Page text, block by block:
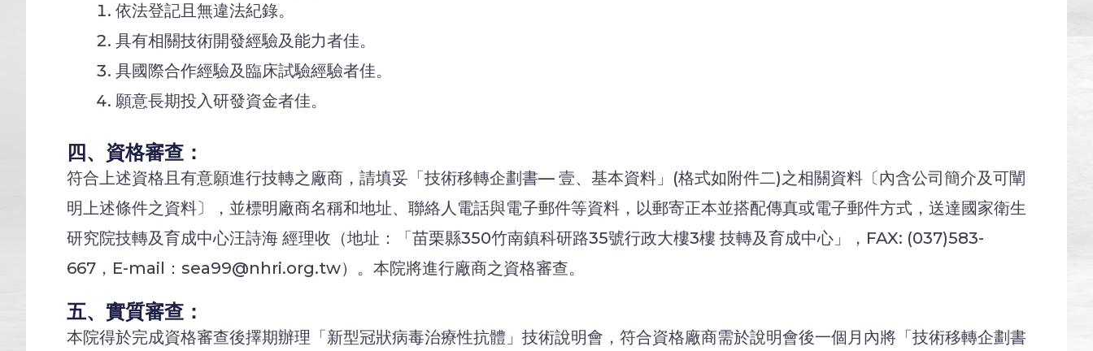
依法登記且無違法紀錄。
具有相關技術開發經驗及能力者佳。
具國際合作經驗及臨床試驗經驗者佳。
願意長期投入研發資金者佳。
四、資格審查：
符合上述資格且有意願進行技轉之廠商，請填妥「技術移轉企劃書— 壹、基本資料」(格式如附件二)之相關資料〔內含公司簡介及可闡
明上述條件之資料〕，並標明廠商名稱和地址、聯絡人電話與電子郵件等資料，以郵寄正本並搭配傳真或電子郵件方式，送達國家衛生
研究院技轉及育成中心汪詩海 經理收（地址：「苗栗縣350竹南鎮科研路35號行政大樓3樓 技轉及育成中心」，FAX: (037)583-
667，E-mail：sea99@nhri.org.tw）。本院將進行廠商之資格審查。
五、實質審查：
本院得於完成資格審查後擇期辦理「新型冠狀病毒治療性抗體」技術說明會，符合資格廠商需於說明會後一個月內將「技術移轉企劃書